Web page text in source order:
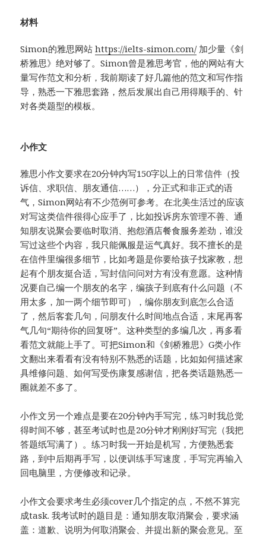
材料
Simon的雅思网站https://ielts-simon.com/加少量《剑
桥雅思》绝对够了。Simon曾是雅思考官，他的网站有大
量写作范文和分析，我前期读了好几篇他的范文和写作指
导，熟悉一下雅思套路，然后发展出自己用得顺手的、针
对各类题型的模板。
小作文
雅思小作文要求在20分钟内写150字以上的日常信件（投
诉信、求职信、朋友通信……），分正式和非正式的语
气，Simon网站有不少范例可参考。在北美生活过的应该
对写这类信件很得心应手了，比如投诉房东管理不善、通
知朋友说聚会要临时取消、抱怨酒店餐食服务差劲，谁没
写过这些个内容，我只能佩服是运气真好。我不擅长的是
在信件里编很多细节，比如考题是你要给孩子找家教，想
起有个朋友挺合适，写封信问问对方有没有意愿。这种情
况要自己编一个朋友的名字，编孩子到底有什么问题（不
用太多，加一两个细节即可），编你朋友到底怎么合适
了，然后客套几句，问朋友什么时间地点合适，末尾再客
气几句“期待你的回复呀”。这种类型的多编几次，再多看
看范文就能上手了。可把Simon和《剑桥雅思》G类小作
文翻出来看看有没有特别不熟悉的话题，比如如何描述家
具维修问题、如何写受伤康复感谢信，把各类话题熟悉一
圈就差不多了。
小作文另一个难点是要在20分钟内手写完，练习时我总觉
得时间不够，甚至考试时也是20分钟才刚刚好写完（我把
答题纸写满了）。练习时我一开始是机写，方便熟悉套
路，到中后期再手写，以便训练手写速度，手写完再输入
回电脑里，方便修改和记录。
小作文会要求考生必须cover几个指定的点，不然不算完
成task. 我考试时的题目是：通知朋友取消聚会，要求涵
盖：道歉、说明为何取消聚会、并提出新的聚会意见。至